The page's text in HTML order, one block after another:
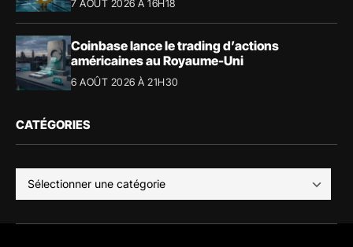
7 AOÛT 2026 À 16H18
Coinbase lance le trading d’actions
américaines au Royaume-Uni
6 AOÛT 2026 À 21H30
CATÉGORIES